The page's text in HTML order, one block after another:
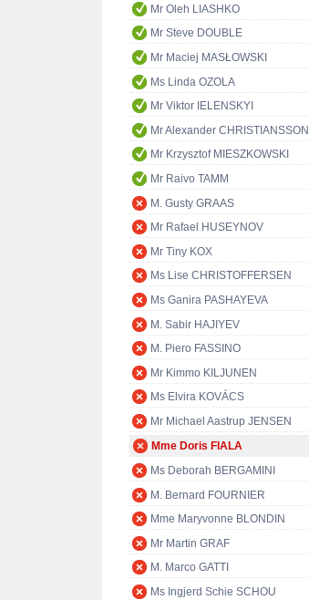
Mr Oleh LIASHKO
Mr Steve DOUBLE
Mr Maciej MASŁOWSKI
Ms Linda OZOLA
Mr Viktor IELENSKYI
Mr Alexander CHRISTIANSSON
Mr Krzysztof MIESZKOWSKI
Mr Raivo TAMM
M. Gusty GRAAS
Mr Rafael HUSEYNOV
Mr Tiny KOX
Ms Lise CHRISTOFFERSEN
Ms Ganira PASHAYEVA
M. Sabir HAJIYEV
M. Piero FASSINO
Mr Kimmo KILJUNEN
Ms Elvira KOVÁCS
Mr Michael Aastrup JENSEN
Mme Doris FIALA
Ms Deborah BERGAMINI
M. Bernard FOURNIER
Mme Maryvonne BLONDIN
Mr Martin GRAF
M. Marco GATTI
Ms Ingjerd Schie SCHOU